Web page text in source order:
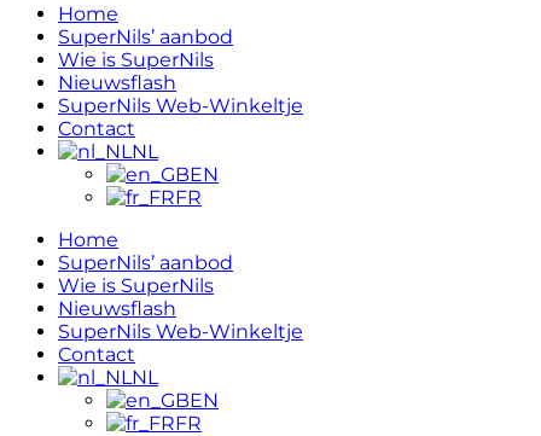
Home
SuperNils’ aanbod
Wie is SuperNils
Nieuwsflash
SuperNils Web-Winkeltje
Contact
NL
EN
FR
Home
SuperNils’ aanbod
Wie is SuperNils
Nieuwsflash
SuperNils Web-Winkeltje
Contact
NL
EN
FR